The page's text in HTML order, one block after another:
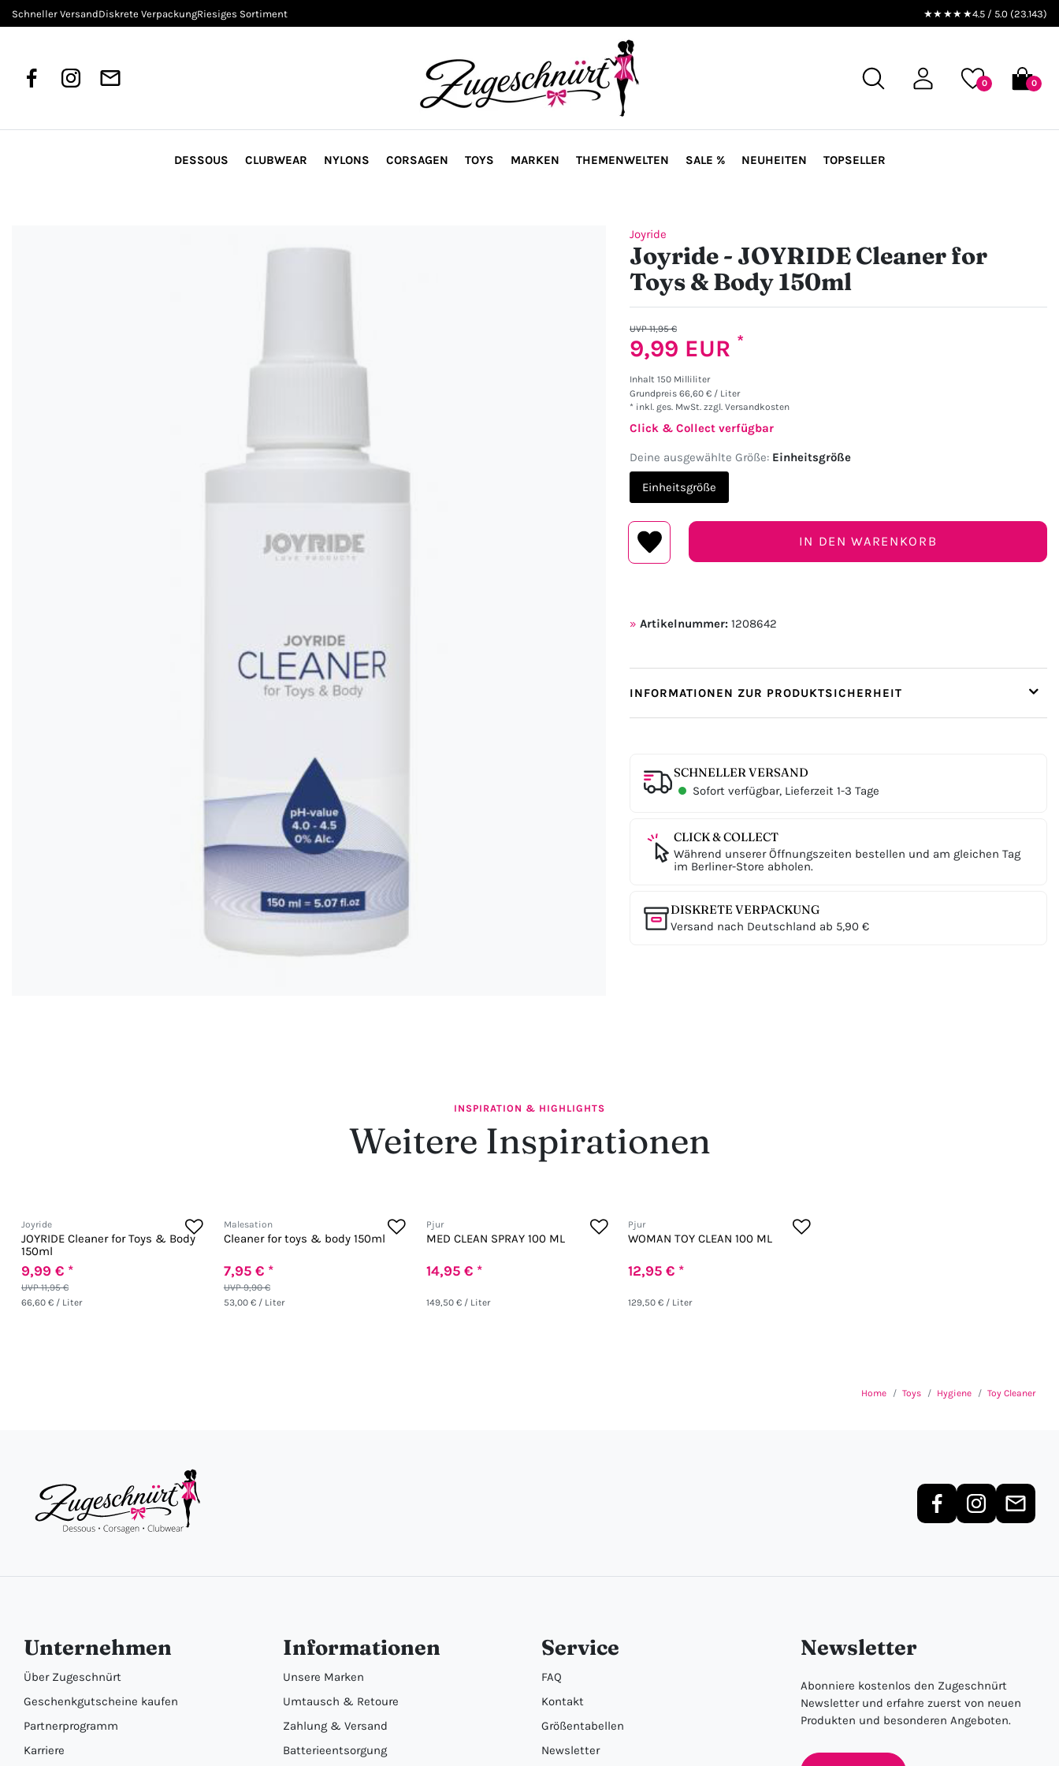
Schneller VersandDiskrete VerpackungRiesiges Sortiment ★★★★★4.5 / 5.0 (23.143)
0 0
DESSOUS CLUBWEAR NYLONS CORSAGEN TOYS MARKEN THEMENWELTEN SALE % NEUHEITEN TOPSELLER
Joyride
Joyride - JOYRIDE Cleaner for
Toys & Body 150ml
UVP 11,95 €
9,99 EUR *
Inhalt 150 Milliliter
Grundpreis 66,60 € / Liter
* inkl. ges. MwSt. zzgl. Versandkosten
Click & Collect verfügbar
Deine ausgewählte Größe: Einheitsgröße
Einheitsgröße
IN DEN WARENKORB
Artikelnummer: 1208642
INFORMATIONEN ZUR PRODUKTSICHERHEIT
SCHNELLER VERSAND
Sofort verfügbar, Lieferzeit 1-3 Tage
CLICK & COLLECT
Während unserer Öffnungszeiten bestellen und am gleichen Tag
im Berliner-Store abholen.
DISKRETE VERPACKUNG
Versand nach Deutschland ab 5,90 €
INSPIRATION & HIGHLIGHTS
Weitere Inspirationen
Joyride
JOYRIDE Cleaner for Toys & Body
150ml
UVP 11,95 €
9,99 € *
66,60 € / Liter
Malesation
Cleaner for toys & body 150ml
UVP 9,90 €
7,95 € *
53,00 € / Liter
Pjur
MED CLEAN SPRAY 100 ML
14,95 € *
149,50 € / Liter
Pjur
WOMAN TOY CLEAN 100 ML
12,95 € *
129,50 € / Liter
Home Toys Hygiene Toy Cleaner
Unternehmen
Über Zugeschnürt
Geschenkgutscheine kaufen
Partnerprogramm
Karriere
Informationen
Unsere Marken
Umtausch & Retoure
Zahlung & Versand
Batterieentsorgung
Service
FAQ
Kontakt
Größentabellen
Newsletter
Newsletter
Abonniere kostenlos den Zugeschnürt
Newsletter und erfahre zuerst von neuen
Produkten und besonderen Angeboten.